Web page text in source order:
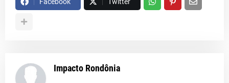
Facebook Twitter
Impacto Rondônia